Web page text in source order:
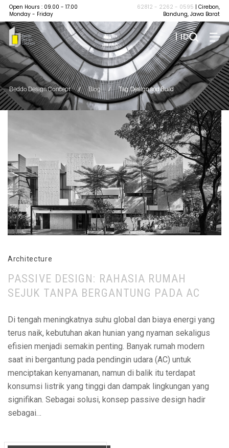
Open Hours : 09.00 - 17.00
Monday - Friday
62812 - 2262 - 0595 | Cirebon,
Bandung, Jawa Barat
| ID
Beddo Design Concept / Blog / Tag: Design and Build
Architecture
PASSIVE DESIGN: RAHASIA RUMAH
SEJUK TANPA BERGANTUNG PADA AC
Di tengah meningkatnya suhu global dan biaya energi yang
terus naik, kebutuhan akan hunian yang nyaman sekaligus
efisien menjadi semakin penting. Banyak rumah modern
saat ini bergantung pada pendingin udara (AC) untuk
menciptakan kenyamanan, namun di balik itu terdapat
konsumsi listrik yang tinggi dan dampak lingkungan yang
signifikan. Sebagai solusi, konsep passive design hadir
sebagai…